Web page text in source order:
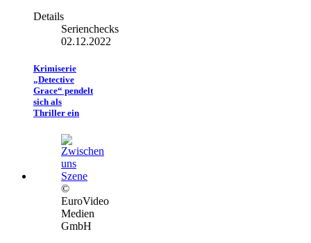
Details
Serienchecks
02.12.2022
Krimiserie
„Detective
Grace“ pendelt
sich als
Thriller ein
©
EuroVideo
Medien
GmbH